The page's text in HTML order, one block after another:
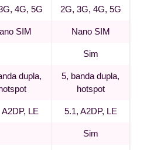
4G, 5G 2G, 3G, 4G, 5G
SIM Nano SIM
Sim
dupla,
5, banda dupla,
hotspot
A2DP, LE 5.1, A2DP, LE
Sim